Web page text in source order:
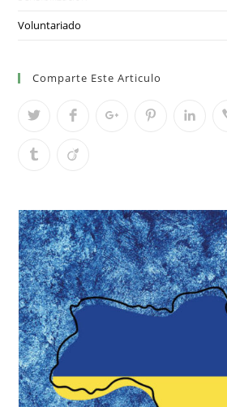
Voluntariado
Comparte Este Articulo